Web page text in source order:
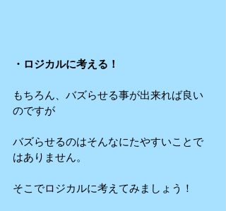
・ロジカルに考える！
もちろん、バズらせる事が出来れば良い
のですが
バズらせるのはそんなにたやすいことで
はありません。
そこでロジカルに考えてみましょう！